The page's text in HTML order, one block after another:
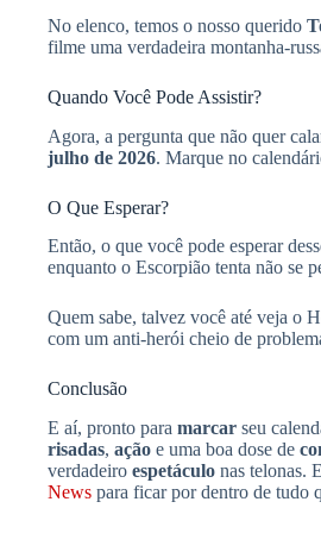
No elenco, temos o nosso querido
filme uma verdadeira montanha-
Quando Você Pode Assistir?
Agora, a pergunta que não quer
julho de 2026. Marque no
O Que Esperar?
Então, o que você pode esperar
enquanto o Escorpião tenta não se
Quem sabe, talvez você até veja o
com um anti-herói cheio de
Conclusão
E aí, pronto para marcar seu
risadas, ação e uma boa dose de
verdadeiro espetáculo nas telonas.
News para ficar por dentro de tudo